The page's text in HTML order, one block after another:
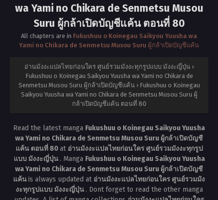
wa Yami no Chikara de Senmetsu Musou
Suru ผู้กล้าเปิดบัญชีแค้น ตอนที่ 80
All chapters are in Fukushuu o Koinegau Saikyou Yuusha wa
Yami no Chikara de Senmetsu Musou Suru ผู้กล้าเปิดบัญชีแค้น
อ่านมังงะแปลไทยก่อนใคร ศูนย์รวมมังงะทุกรูปแบบ มังงะญี่ปุ่น ›
Fukushuu o Koinegau Saikyou Yuusha wa Yami no Chikara de
Senmetsu Musou Suru ผู้กล้าเปิดบัญชีแค้น › Fukushuu o Koinegau
Saikyou Yuusha wa Yami no Chikara de Senmetsu Musou Suru ผู้
กล้าเปิดบัญชีแค้น ตอนที่ 80
Read the latest manga Fukushuu o Koinegau Saikyou Yuusha
wa Yami no Chikara de Senmetsu Musou Suru ผู้กล้าเปิดบัญชี
แค้น ตอนที่ 80at อ่านมังงะแปลไทยก่อนใคร ศูนย์รวมมังงะทุกรูป
แบบ มังงะญี่ปุ่น . Manga Fukushuu o Koinegau Saikyou Yuusha
wa Yami no Chikara de Senmetsu Musou Suru ผู้กล้าเปิดบัญชี
แค้นis always updated at อ่านมังงะแปลไทยก่อนใคร ศูนย์รวมมัง
งะทุกรูปแบบ มังงะญี่ปุ่น . Dont forget to read the other manga